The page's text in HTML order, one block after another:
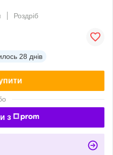
Роздріб
28 днів
з